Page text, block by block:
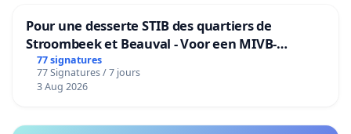
Pour une desserte STIB des quartiers de
Stroombeek et Beauval - Voor een MIVB-
bediening van de wijken Strombeek en Het
Voor
77 signatures
77 Signatures / 7 jours
3 Aug 2026